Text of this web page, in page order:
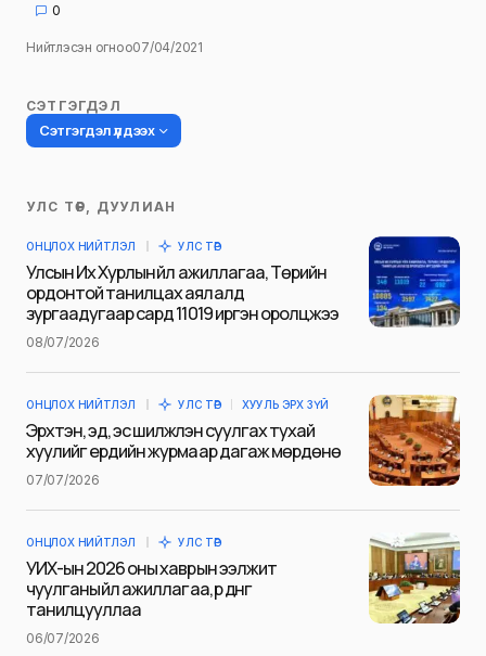
0
Нийтлэсэн огноо07/04/2021
СЭТГЭГДЭЛ
Сэтгэгдэл үлдээх
Таны имэйл хаягийг нийтлэхгүй.
тэмдэглэсэн
Сэтгэгдэл*
Name
УЛС ТӨР, ДУУЛИАН
ОНЦЛОХ НИЙТЛЭЛ УЛС ТӨР
Улсын Их Хурлын үйл ажиллагаа, Төрийн
ордонтой танилцах аялалд
зургаадугаар сард 11019 иргэн оролцжээ
08/07/2026
ОНЦЛОХ НИЙТЛЭЛ УЛС ТӨР ХУУЛЬ ЭРХ ЗҮЙ
Эрхтэн, эд, эс шилжүүлэн суулгах тухай
хуулийг ердийн журмаар дагаж мөрдөнө
07/07/2026
ОНЦЛОХ НИЙТЛЭЛ УЛС ТӨР
УИХ-ын 2026 оны хаврын ээлжит
чуулганы үйл ажиллагаа, үр дүнг
танилцууллаа
06/07/2026